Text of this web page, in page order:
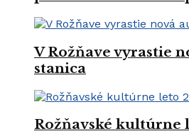
V Rožňave vyrastie
stanica
Rožňavské kultúrne